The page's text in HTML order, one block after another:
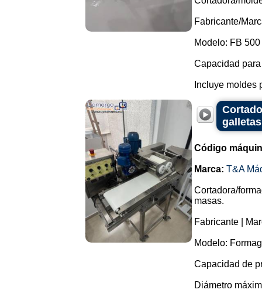
Fabricante/
Modelo: FB 500
Capacidad
Incluye moldes
Código
Marca: T&A
Cortadora/
masas.
Fabricante |
Modelo:
Capacidad de
Diámetro